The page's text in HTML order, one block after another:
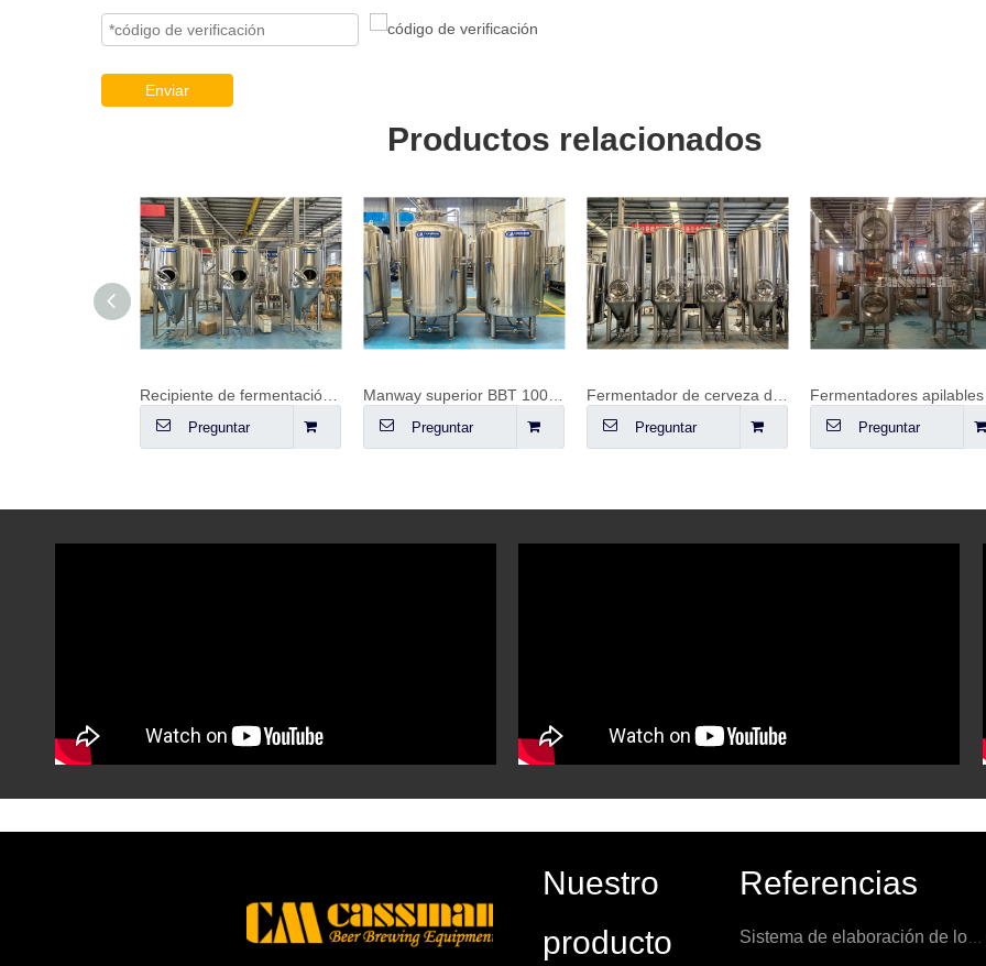
Enviar
Productos relacionados
Recipiente de fermentación FV de 20 hl (2000 L) Manway superior BBT 1000L
Preguntar
Fermentador de cerveza delgado 10HL
Preguntar
Fermentadores apilables
Preguntar Preguntar
Nuestro
producto
Referencias